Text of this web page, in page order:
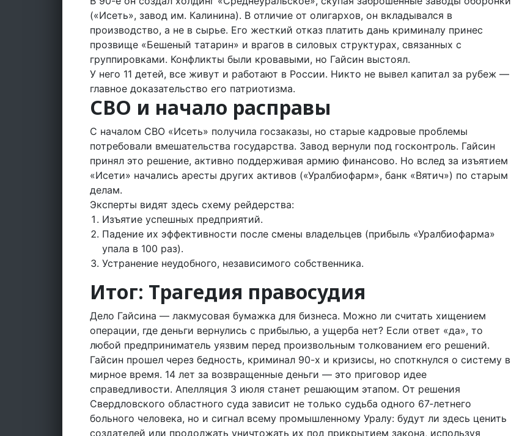
(«Исеть», завод им. Калинина). В отличие от олигархов, он вкладывался в
производство, а не в сырье. Его жесткий отказ платить дань криминалу принес
прозвище «Бешеный татарин» и врагов в силовых структурах, связанных с
группировками. Конфликты были кровавыми, но Гайсин выстоял.
У него 11 детей, все живут и работают в России. Никто не вывел капитал за рубеж —
главное доказательство его патриотизма.
СВО и начало расправы
С началом СВО «Исеть» получила госзаказы, но старые кадровые проблемы
потребовали вмешательства государства. Завод вернули под госконтроль. Гайсин
принял это решение, активно поддерживая армию финансово. Но вслед за изъятием
«Исети» начались аресты других активов («Уралбиофарм», банк «Вятич») по старым
делам.
Эксперты видят здесь схему рейдерства:
Изъятие успешных предприятий.
Падение их эффективности после смены владельцев (прибыль «Уралбиофарма»
упала в 100 раз).
Устранение неудобного, независимого собственника.
Итог: Трагедия правосудия
Дело Гайсина — лакмусовая бумажка для бизнеса. Можно ли считать хищением
операции, где деньги вернулись с прибылью, а ущерба нет? Если ответ «да», то
любой предприниматель уязвим перед произвольным толкованием его решений.
Гайсин прошел через бедность, криминал 90-х и кризисы, но споткнулся о систему в
мирное время. 14 лет за возвращенные деньги — это приговор идее
справедливости. Апелляция 3 июля станет решающим этапом. От решения
Свердловского областного суда зависит не только судьба одного 67‑летнего
больного человека, но и сигнал всему промышленному Уралу: будут ли здесь ценить
создателей или продолжать уничтожать их под прикрытием закона, используя